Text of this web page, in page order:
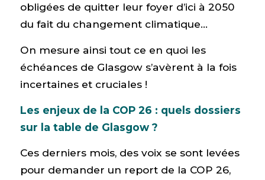
obligées de quitter leur foyer d’ici à 2050
du fait du changement climatique…
On mesure ainsi tout ce en quoi les
échéances de Glasgow s’avèrent à la fois
incertaines et cruciales !
Les enjeux de la COP 26 : quels dossiers
sur la table de Glasgow ?
Ces derniers mois, des voix se sont levées
pour demander un report de la COP 26,